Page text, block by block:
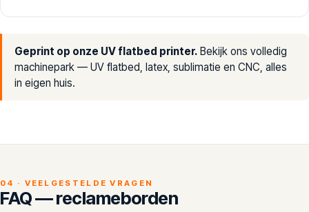
Geprint op onze UV flatbed printer. Bekijk ons volledig
machinepark — UV flatbed, latex, sublimatie en CNC, alles
in eigen huis.
04 · VEELGESTELDE VRAGEN
FAQ — reclameborden